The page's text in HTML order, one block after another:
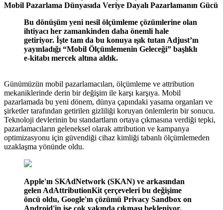
Mobil Pazarlama Dünyasıda Veriye Dayalı Pazarlamanın Gücü
Bu dönüşüm yeni nesil ölçümleme çözümlerine olan
ihtiyacı her zamankinden daha önemli hale
getiriyor. İşte tam da bu konuya ışık tutan Adjust’ın
yayınladığı “Mobil Ölçümlemenin Geleceği” başlıklı
e-kitabı mercek altına aldık.
Günümüzün mobil pazarlamacıları, ölçümleme ve attribution
mekaniklerinde derin bir değişim ile karşı karşıya. Mobil
pazarlamada bu yeni dönem, dünya çapındaki yasama organları ve
şirketler tarafından getirilen gizliliği koruyan önlemlerin bir sonucu.
Teknoloji devlerinin bu standartların ortaya çıkmasına verdiği tepki,
pazarlamacıların geleneksel olarak attribution ve kampanya
optimizasyonu için güvendiği cihaz kimliği tabanlı ölçümlemeden
uzaklaşma yönünde oldu.
Apple'ın SKAdNetwork (SKAN) ve arkasından
gelen AdAttributionKit çerçeveleri bu değişime
öncü oldu, Google'ın çözümü Privacy Sandbox on
Android'in ise çok yakında çıkması bekleniyor.